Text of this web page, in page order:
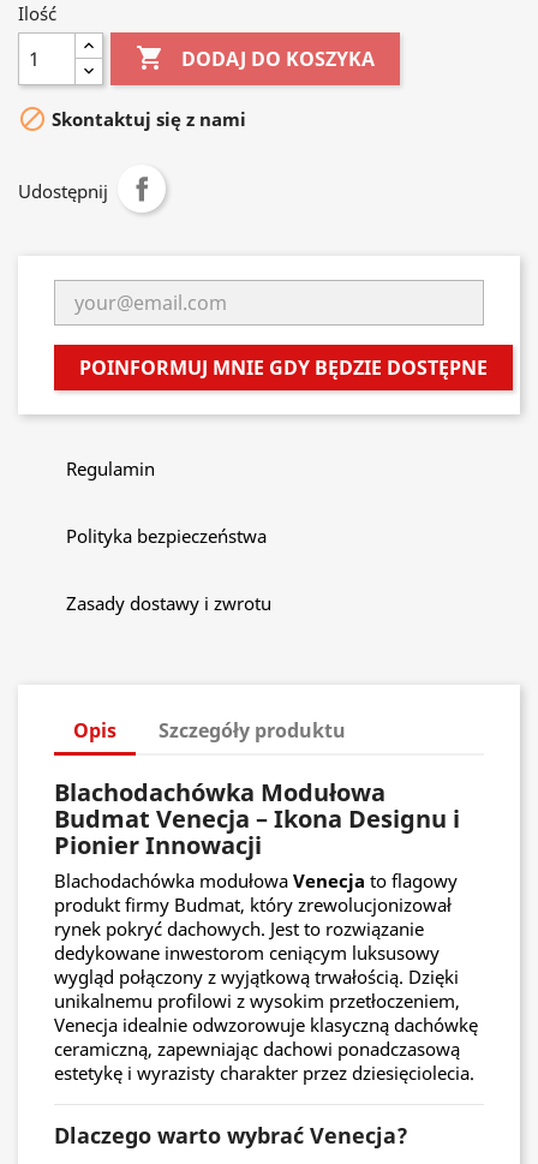
Ilość
 DODAJ DO KOSZYKA
 Skontaktuj się z nami
Udostępnij
POINFORMUJ MNIE GDY BĘDZIE DOSTĘPNE
Regulamin
Polityka bezpieczeństwa
Zasady dostawy i zwrotu
Opis Szczegóły produktu
Blachodachówka Modułowa
Budmat Venecja – Ikona Designu i
Pionier Innowacji
Blachodachówka modułowa Venecja to flagowy
produkt firmy Budmat, który zrewolucjonizował
rynek pokryć dachowych. Jest to rozwiązanie
dedykowane inwestorom ceniącym luksusowy
wygląd połączony z wyjątkową trwałością. Dzięki
unikalnemu profilowi z wysokim przetłoczeniem,
Venecja idealnie odwzorowuje klasyczną dachówkę
ceramiczną, zapewniając dachowi ponadczasową
estetykę i wyrazisty charakter przez dziesięciolecia.
Dlaczego warto wybrać Venecja?